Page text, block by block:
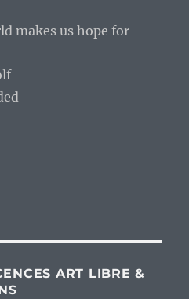
makes us hope for
ART LIBRE &